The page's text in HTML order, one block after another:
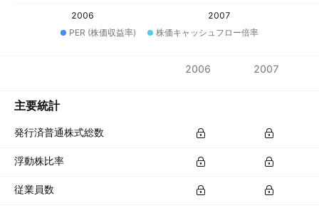
2006
2007
PER (株価収益率)
株価キャッシュフロー倍率
2006 2007
主要統計
発行済普通株式総数
浮動株比率
従業員数